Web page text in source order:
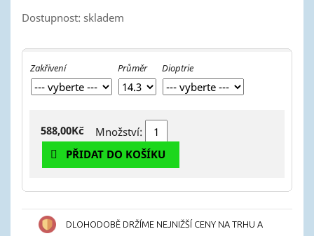
Dostupnost: skladem
Zakřivení Průměr Dioptrie
588,00Kč
Množství:
PŘIDAT DO KOŠÍKU
DLOHODOBĚ DRŽÍME NEJNIŽŠÍ CENY NA TRHU A